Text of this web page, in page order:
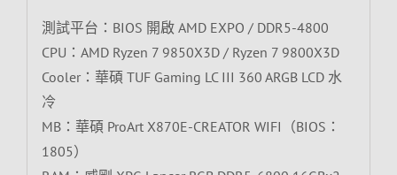
測試平台：BIOS 開啟 AMD EXPO / DDR5-4800
CPU：AMD Ryzen 7 9850X3D / Ryzen 7 9800X3D
Cooler：華碩 TUF Gaming LC III 360 ARGB LCD 水
冷
MB：華碩 ProArt X870E-CREATOR WIFI（BIOS：
1805）